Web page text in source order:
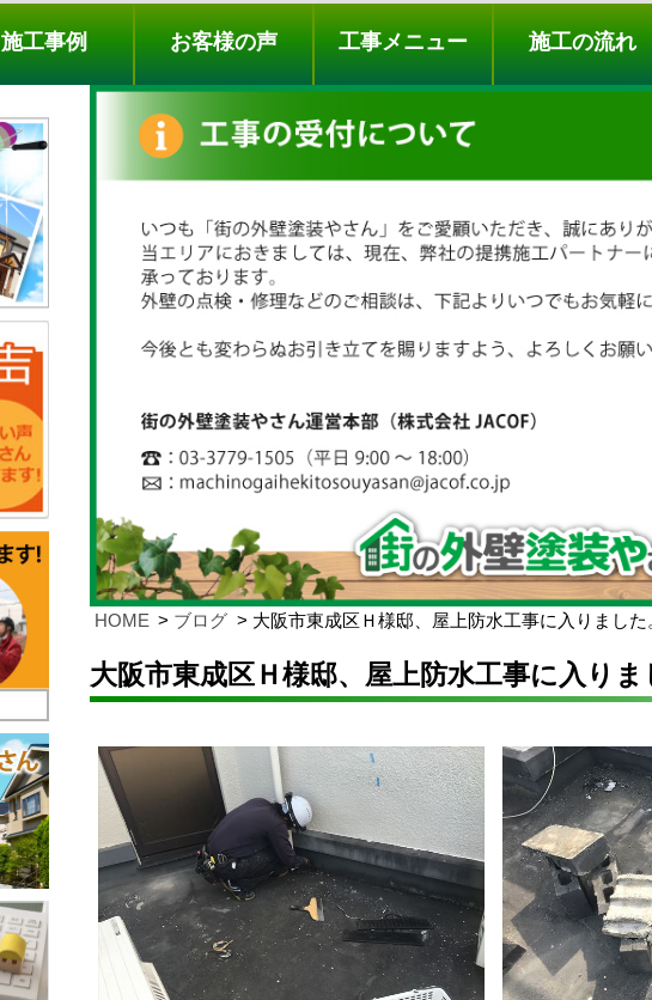
料金プラン 無料点検
施工事例 お客様の声 工事メニュー 施工の流れ
HOME ブログ 大阪市東成区Ｈ様邸、屋上防水工事に入りました
大阪市東成区Ｈ様邸、屋上防水工事に入りま